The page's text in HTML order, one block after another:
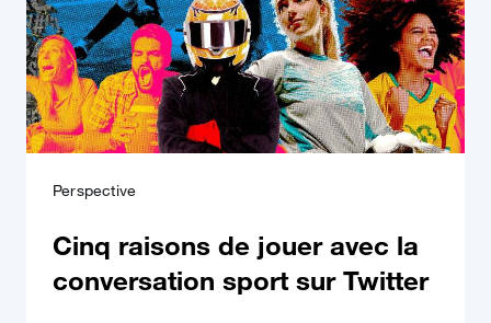
Perspective
Cinq raisons de jouer avec la
conversation sport sur Twitter